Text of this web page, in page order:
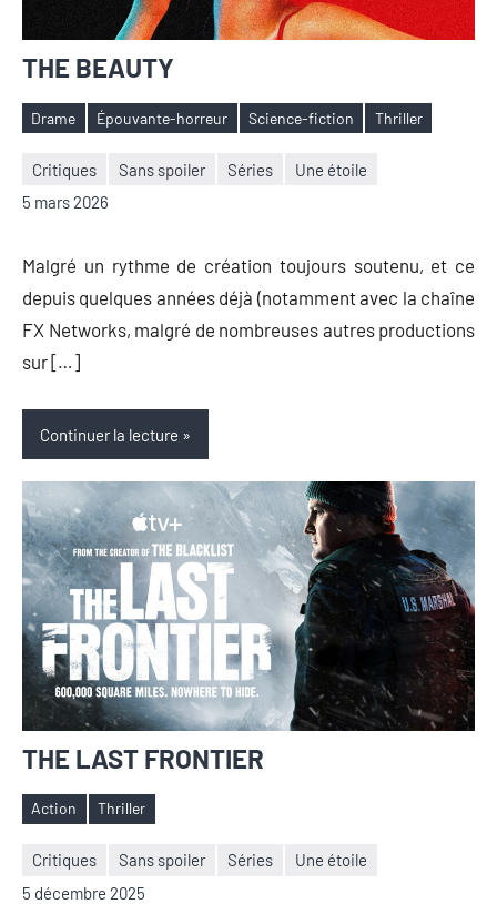
THE BEAUTY
Étiquettes
Drame Épouvante-horreur Science-fiction Thriller
Critiques Sans spoiler Séries
Une étoile
5 mars 2026
Nicolas
Aucun
Malgré un rythme de création toujours soutenu, et ce
depuis quelques années déjà (notamment avec la chaîne
FX Networks, malgré de nombreuses autres productions
sur […]
Continuer la lecture
THE LAST FRONTIER
Étiquettes
Action Thriller
Critiques Sans spoiler Séries
Une étoile
5 décembre 2025
Nicolas
Aucun